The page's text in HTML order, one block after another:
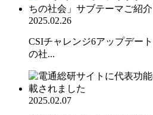
2025.02.26
CSIチャレンジ6アップデー
の社...
2025.02.07